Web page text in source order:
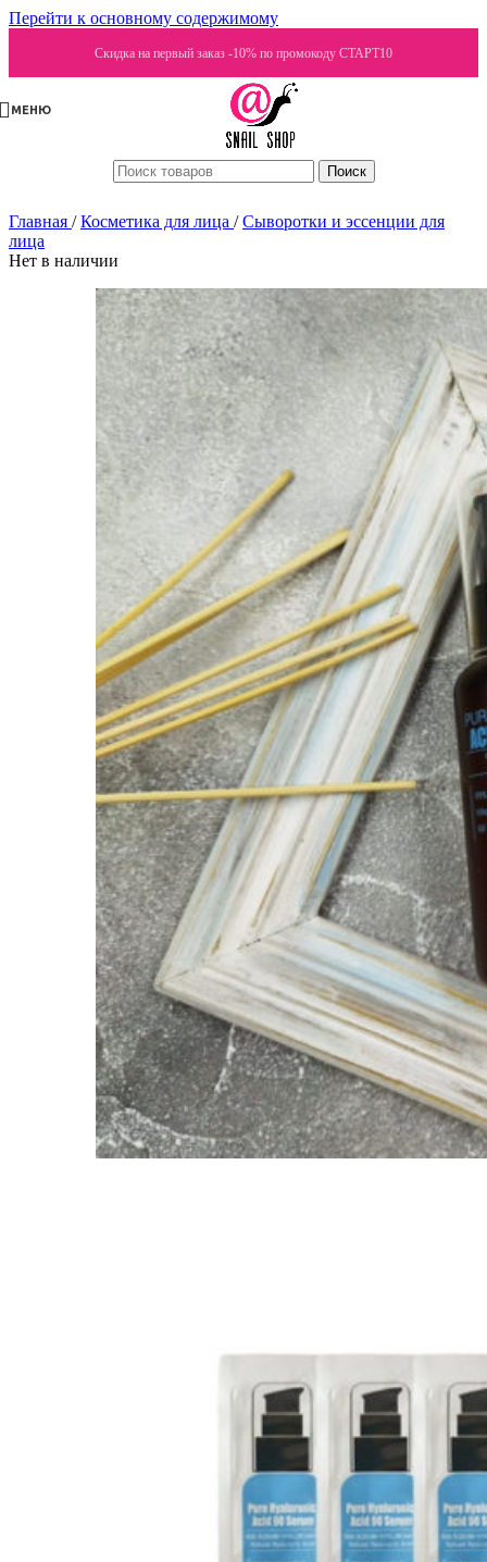
Перейти к основному содержимому
Скидка на первый заказ -10% по промокоду СТАРТ10
МЕНЮ
Поиск
Главная / Косметика для лица / Сыворотки и эссенции для
лица
Нет в наличии